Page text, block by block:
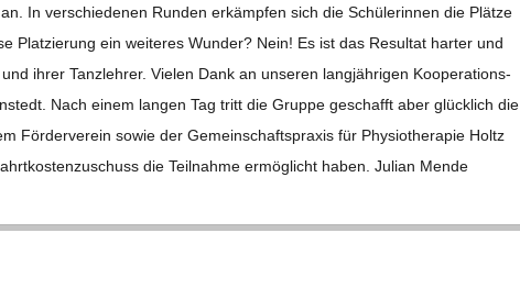
In ver­schie­de­nen Run­den erkämp­fen sich die Schü­le­rin­nen die Plätze
Plat­zie­rung ein wei­te­res Wun­der? Nein! Es ist das Resul­tat har­ter und
ihrer Tanz­leh­rer. Vie­len Dank an unse­ren lang­jäh­ri­gen Koope­ra­ti­ons­
Nach einem lan­gen Tag tritt die Gruppe geschafft aber glück­lich die
För­der­ver­ein sowie der Gemein­schafts­pra­xis für Phy­sio­the­ra­pie Holtz
die Teil­nahme ermög­licht haben. Julian Mende